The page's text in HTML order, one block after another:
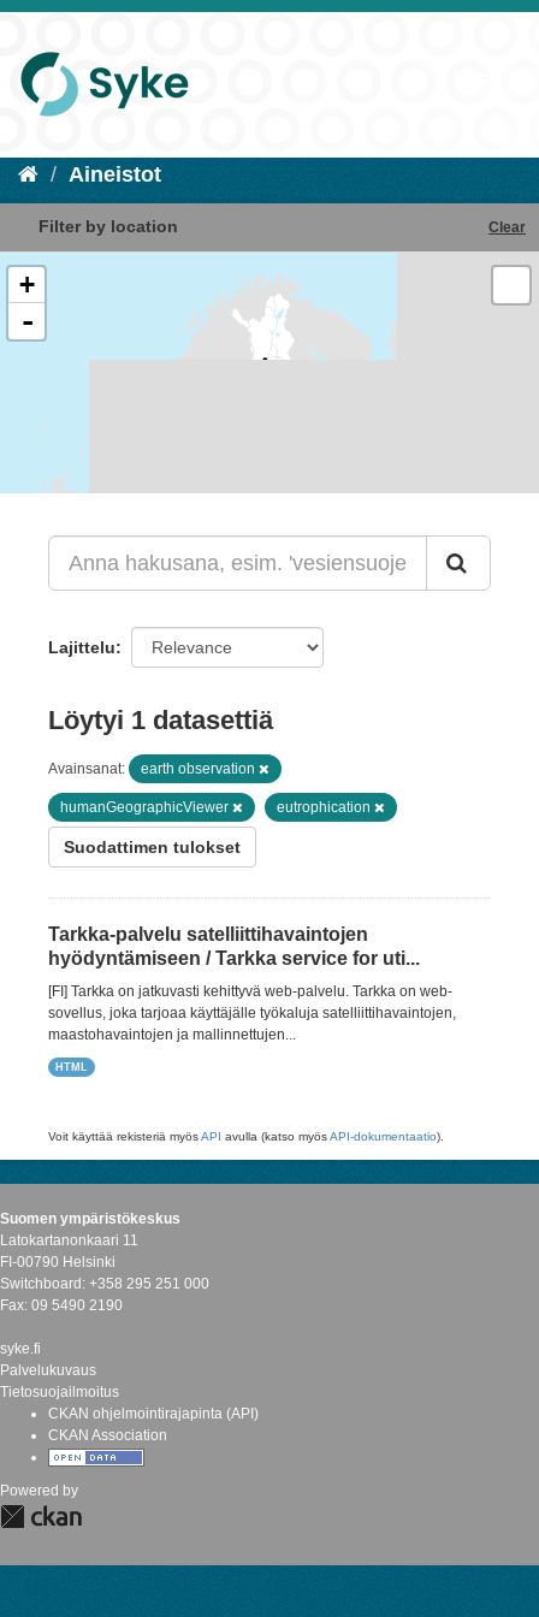
Aineistot
Filter by location Clear
+
-
Lajittelu
Löytyi 1 datasettiä
Avainsanat: earth observation
humanGeographicViewer eutrophication
Suodattimen tulokset
Tarkka-palvelu satelliittihavaintojen
hyödyntämiseen / Tarkka service for uti...
[FI] Tarkka on jatkuvasti kehittyvä web-palvelu. Tarkka on web-
sovellus, joka tarjoaa käyttäjälle työkaluja satelliittihavaintojen,
maastohavaintojen ja mallinnettujen...
HTML
Voit käyttää rekisteriä myösAPI avulla (katso myösAPI-dokumentaatio).
Suomen ympäristökeskus
Latokartanonkaari 11
FI-00790 Helsinki
Switchboard: +358 295 251 000
Fax: 09 5490 2190
syke.fi
Palvelukuvaus
Tietosuojailmoitus
CKAN ohjelmointirajapinta (API)
CKAN Association
Powered by